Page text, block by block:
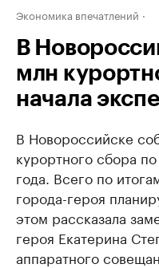
Экономика впечатлений
В
млн
начала
В Новороссийске
курортного сбора
года. Всего по
города-героя
этом рассказала
героя Екатерина
аппаратного